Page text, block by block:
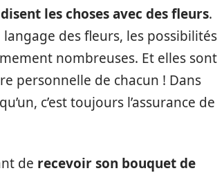
les choses avec des fleurs.
des fleurs, les possibilités
nombreuses. Et elles sont
personnelle de chacun ! Dans
c’est toujours l’assurance de
de recevoir son bouquet de